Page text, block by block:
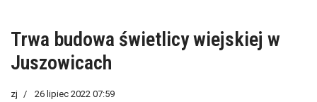
Trwa budowa świetlicy wiejskiej w
Juszowicach
zj 26 lipiec 2022 07:59